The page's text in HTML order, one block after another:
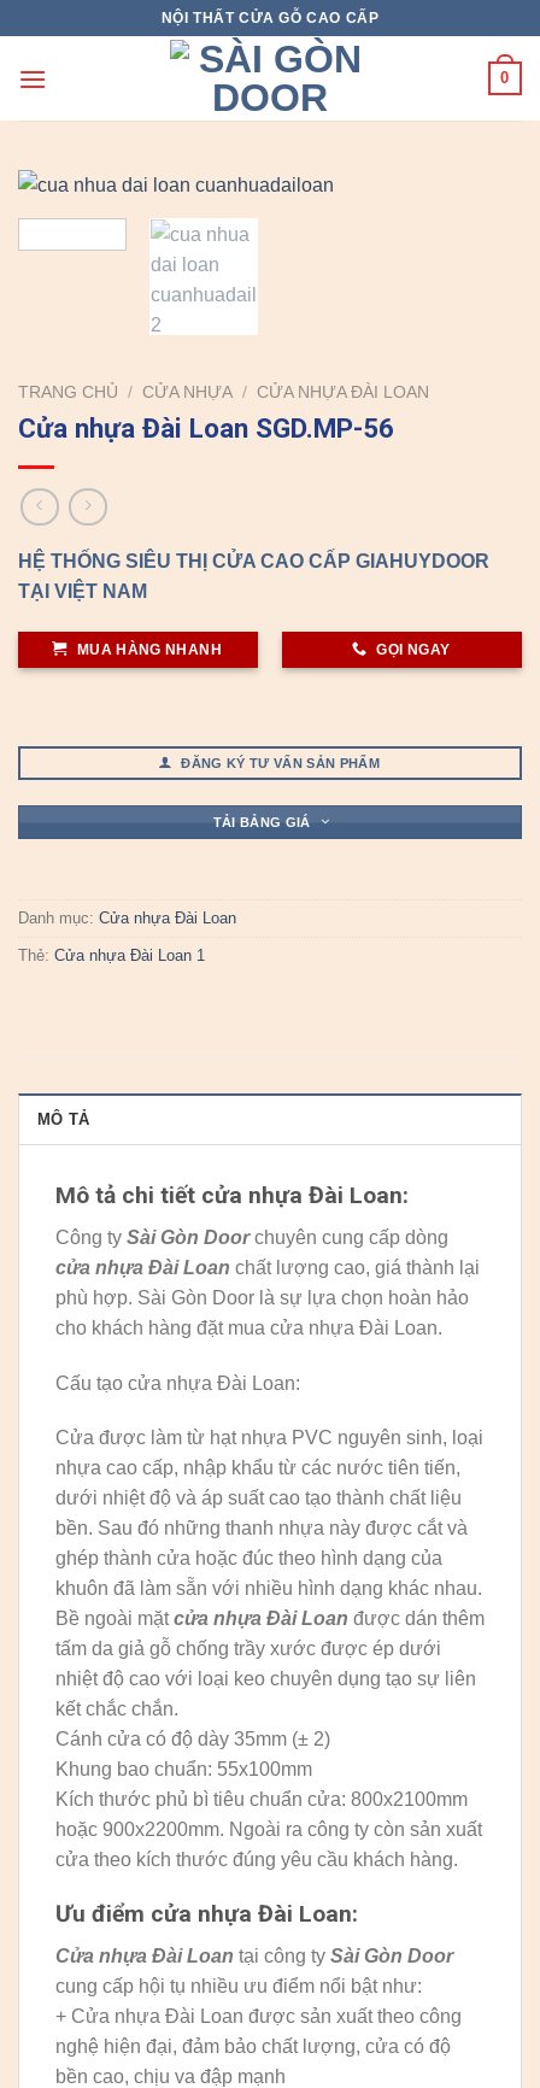
content
NỘI THẤT CỬA GỖ CAO CẤP
0
TRANG CHỦ / CỬA NHỰA / CỬA NHỰA ĐÀI LOAN
Cửa nhựa Đài Loan SGD.MP-56
HỆ THỐNG SIÊU THỊ CỬA CAO CẤP GIAHUYDOOR
TẠI VIỆT NAM
MUA HÀNG NHANH GỌI NGAY
ĐĂNG KÝ TƯ VẤN SẢN PHẨM
TẢI BẢNG GIÁ
Danh mục: Cửa nhựa Đài Loan
Thẻ: Cửa nhựa Đài Loan 1
MÔ TẢ
Mô tả chi tiết cửa nhựa Đài Loan:
Công ty Sài Gòn Doorchuyên cung cấp dòng
cửa nhựa Đài Loan chất lượng cao, giá thành lại
phù hợp. Sài Gòn Door là sự lựa chọn hoàn hảo
cho khách hàng đặt mua cửa nhựa Đài Loan.
Cấu tạo cửa nhựa Đài Loan:
Cửa được làm từ hạt nhựa PVC nguyên sinh, loại
nhựa cao cấp, nhập khẩu từ các nước tiên tiến,
dưới nhiệt độ và áp suất cao tạo thành chất liệu
bền. Sau đó những thanh nhựa này được cắt và
ghép thành cửa hoặc đúc theo hình dạng của
khuôn đã làm sẵn với nhiều hình dạng khác nhau.
Bề ngoài mặtcửa nhựa Đài Loan được dán thêm
tấm da giả gỗ chống trầy xước được ép dưới
nhiệt độ cao với loại keo chuyên dụng tạo sự liên
kết chắc chắn.
Cánh cửa có độ dày 35mm (± 2)
Khung bao chuẩn: 55x100mm
Kích thước phủ bì tiêu chuẩn cửa: 800x2100mm
hoặc 900x2200mm. Ngoài ra công ty còn sản xuất
cửa theo kích thước đúng yêu cầu khách hàng.
Ưu điểm cửa nhựa Đài Loan:
Cửa nhựa Đài Loan tại công ty Sài Gòn Door
cung cấp hội tụ nhiều ưu điểm nổi bật như:
+ Cửa nhựa Đài Loan được sản xuất theo công
nghệ hiện đại, đảm bảo chất lượng, cửa có độ
bền cao, chịu va đập mạnh